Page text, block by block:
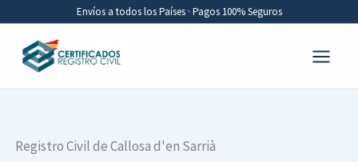
contenido
Envíos a todos los Países · Pagos 100% Seguros
Registro Civil de Callosa d'en Sarrià